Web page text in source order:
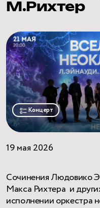
ПОСЕТИТЕЛЯМ
НАУЧНЫЙ БЛОГ
КВИЗЫ
М.Рихтер
Концерт
19 мая 2026
Сочинения Людовико
Макса Рихтера и
исполнении оркестра